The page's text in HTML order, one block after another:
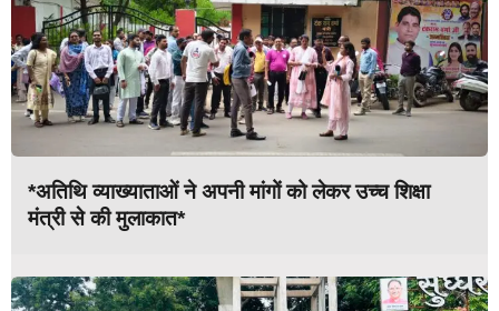
*अतिथि व्याख्याताओं ने अपनी मांगों को लेकर उच्च शिक्षा
मंत्री से की मुलाकात*